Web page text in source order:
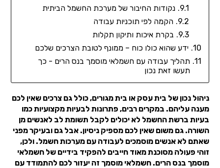
נקודות החיבור של מערכת החשמל הביתית
הקמה לפי תוכניות עבודה
בקרת איכות ותיקון תקלות
ידע שהוא כולו כוח – ממונף לטובת הצרכים שלכם
תהליך עבודה עם חשמלאי מוסמך בנס הרים - כך
תעשו זאת נכון
ניהול נכון של בית עסק או בית מגורים, כולל גם צרכים שאין לכם
מענה עליהם. במקרים רבים, פתרונות לבעיות מקצועיות כמו
בעיות ברשת החשמל לא יכולים לקבל תשומת לב לאנשים מן
השורה. גם משום שאין לכם מספיק ניסיון. אבל גם ובעיקר מפני
שאתם לא אנשים מוסמכים לעבודה עם מערכות חשמל. ולכן,
זוהי פעולה מסוכנת מאוד חייבים להפקיד בידיים של חשמלאי
מוסמך בנס הרים. חשמלאי מוסמך זה יעזור לכם להתמודד עם